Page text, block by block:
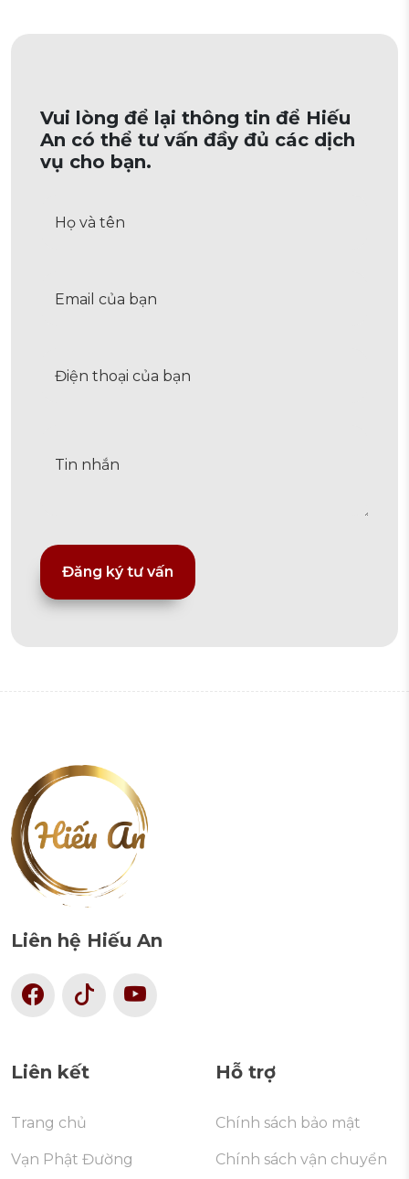
Vui lòng để lại thông tin để Hiếu
An có thể tư vấn đầy đủ các dịch
vụ cho bạn.
Liên hệ Hiếu An
Liên kết
Trang chủ
Vạn Phật Đường
Hỗ trợ
Chính sách bảo mật
Chính sách vận chuyển